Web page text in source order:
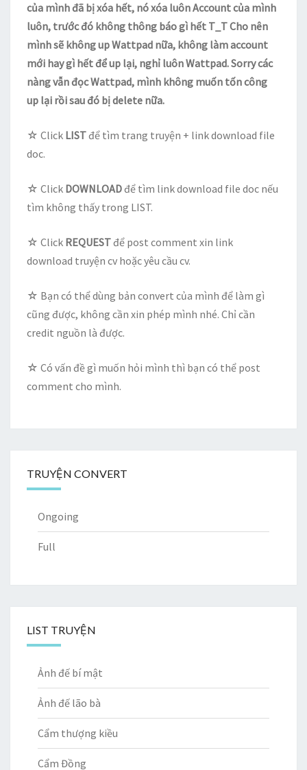
của mình đã bị xóa hết, nó xóa luôn Account của mình
luôn, trước đó không thông báo gì hết T_T Cho nên
mình sẽ không up Wattpad nữa, không làm account
mới hay gì hết để up lại, nghỉ luôn Wattpad. Sorry các
nàng vẫn đọc Wattpad, mình không muốn tốn công
up lại rồi sau đó bị delete nữa.
☆ Click LISTđể tìm trang truyện + link download file
doc.
☆ Click DOWNLOADđể tìm link download file doc nếu
tìm không thấy trong LIST.
☆ Click REQUESTđể post comment xin link
download truyện cv hoặc yêu cầu cv.
☆ Bạn có thể dùng bản convert của mình để làm gì
cũng được, không cần xin phép mình nhé. Chỉ cần
credit nguồn là được.
☆ Có vấn đề gì muốn hỏi mình thì bạn có thể post
comment cho mình.
TRUYỆN CONVERT
Ongoing
Full
LIST TRUYỆN
Ảnh đế bí mật
Ảnh đế lão bà
Cẩm thượng kiều
Cẩm Đồng